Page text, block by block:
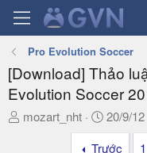
Pro Evolution Soccer
[Download] Thảo
Evolution Soccer
T
mozart_nht
N
g
à
20/9/12
Trước
1